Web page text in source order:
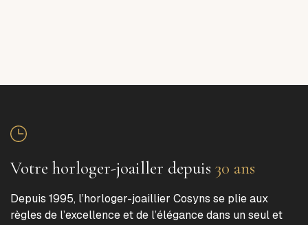
Votre horloger-joailler depuis 30 ans
Depuis 1995, l’horloger-joaillier Cosyns se plie aux
règles de l’excellence et de l’élégance dans un seul et